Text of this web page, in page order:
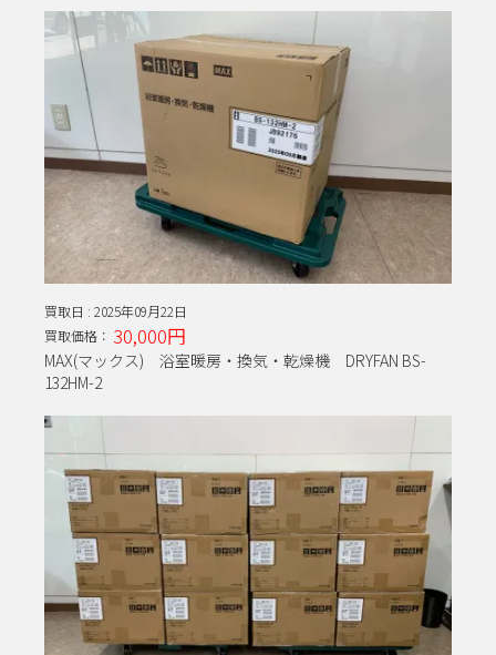
買取日 : 2025年09月22日
買取価格： 30,000円
MAX(マックス) 浴室暖房・換気・乾燥機 DRYFAN BS-
132HM-2